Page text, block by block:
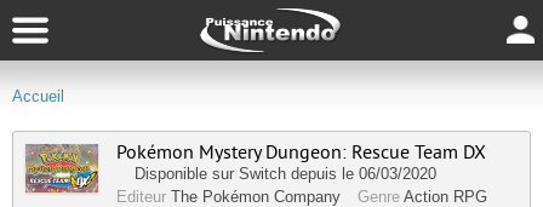
Accueil
Pokémon Mystery Dungeon: Rescue Team DX
Disponible sur Switch depuis le 06/03/2020
Editeur The Pokémon Company Genre Action RPG